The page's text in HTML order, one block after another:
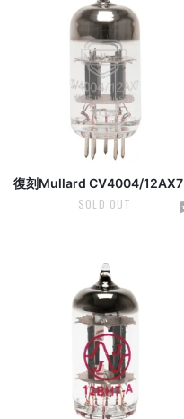
復刻Mullard CV4004/12AX7
SOLD OUT